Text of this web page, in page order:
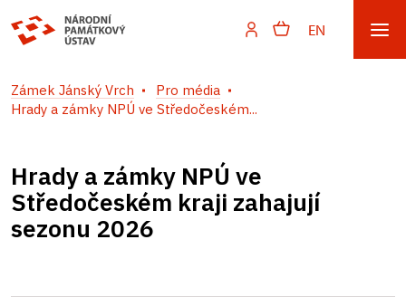
EN
Zámek Jánský Vrch
Pro média
Hrady a zámky NPÚ ve Středočeském...
Hrady a zámky NPÚ ve
Středočeském kraji zahajují
sezonu 2026